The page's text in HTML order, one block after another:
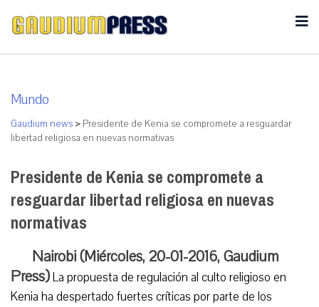
Mundo
Gaudium news > Presidente de Kenia se compromete a resguardar
libertad religiosa en nuevas normativas
Presidente de Kenia se compromete a
resguardar libertad religiosa en nuevas
normativas
Nairobi (Miércoles, 20-01-2016, Gaudium
Press)La propuesta de regulación al culto religioso en
Kenia ha despertado fuertes críticas por parte de los